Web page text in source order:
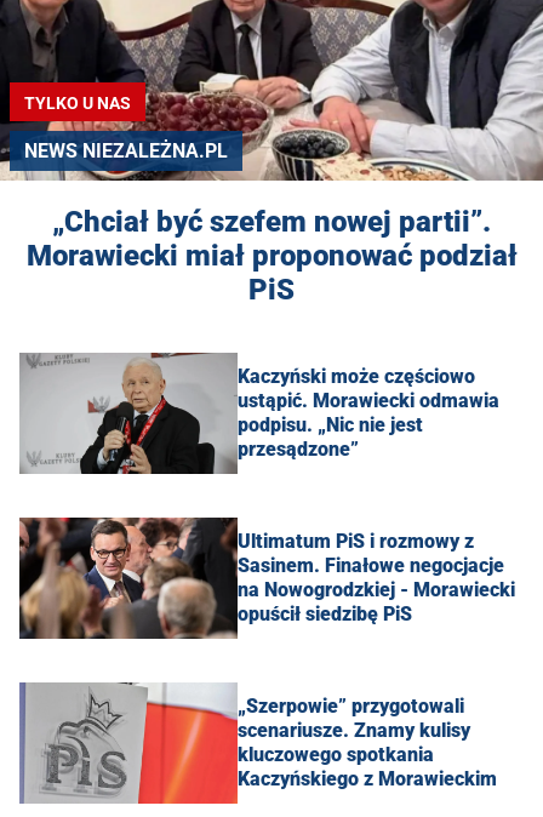
TYLKO U NAS
NEWS NIEZALEŻNA.PL
„Chciał być szefem nowej partii”.
Morawiecki miał proponować podział
PiS
Kaczyński może częściowo
ustąpić. Morawiecki odmawia
podpisu. „Nic nie jest
przesądzone”
Ultimatum PiS i rozmowy z
Sasinem. Finałowe negocjacje
na Nowogrodzkiej - Morawiecki
opuścił siedzibę PiS
„Szerpowie” przygotowali
scenariusze. Znamy kulisy
kluczowego spotkania
Kaczyńskiego z Morawieckim